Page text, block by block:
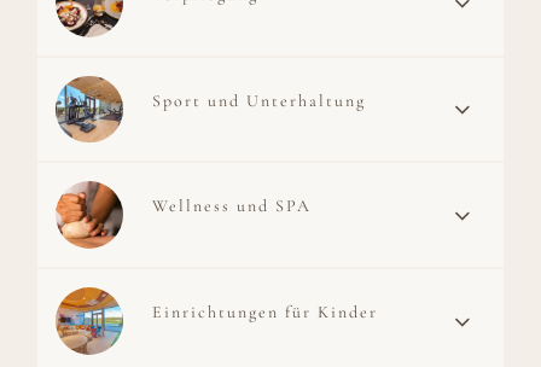
BLOG
URLAUB 6=5
Sport und Unterhaltung
Wellness und SPA
Einrichtungen für Kinder